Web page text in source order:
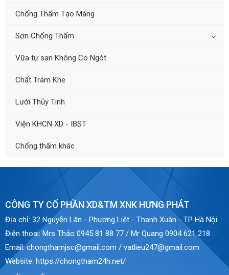
Chống Thấm Tạo Màng
Sơn Chống Thấm
Vữa tự san Không Co Ngót
Chất Trám Khe
Lưới Thủy Tinh
Viện KHCN XD - IBST
Chống thấm khác
CÔNG TY CỔ PHẦN XD&TM XNK HƯNG PHÁT
Địa chỉ: 32 Nguyễn Lân - Phương Liệt - Thanh Xuân - TP Hà Nội
Điện thoại: Mrs Thảo 0945 81 88 77 / Mr Quang 0904 621 218
Email:chongthamjsc@gmail.com / vatlieu247@gmail.com
Website: https://chongtham24h.net/